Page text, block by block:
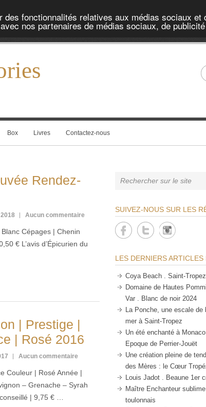
fonctionnalités relatives aux médias sociaux et
nos partenaires de médias sociaux, de
Box Livres Contactez-nous
Rendez-
Aucun commentaire
Cépages | Chenin
€ L’avis d’Épicurien du
| Prestige |
| Rosé 2016
Aucun commentaire
Couleur | Rosé Année |
– Grenache – Syrah
| 9,75 € …
SUIVEZ-NOUS SUR LES
LES DERNIERS ARTICLES
Coya Beach . Saint-Tropez
Domaine de Hautes
Var . Blanc de noir 2024
La Ponche, une escale de
mer à Saint-Tropez
Un été enchanté à
Epoque de Perrier-Jouët
Une création pleine de
des Mères : le Cœur
Louis Jadot . Beaune 1er
Maître Enchanteur
toulonnais